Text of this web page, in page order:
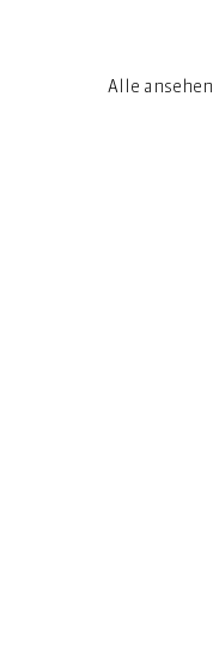
Alle ansehen